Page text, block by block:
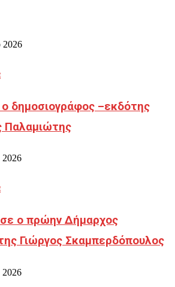
2026
δημοσιογράφος –εκδότης
Παλαμιώτης
2026
ο πρώην Δήμαρχος
Γιώργος Σκαμπερδόπουλος
2026